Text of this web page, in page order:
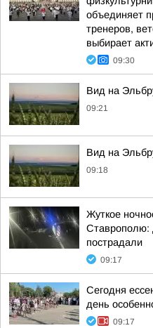
объединяет
тренеров,
выбирает
09:30
Вид на
09:21
Вид на
09:18
Жуткое
Ставрополю:
пострадали
09:17
Сегодня
день
09:17